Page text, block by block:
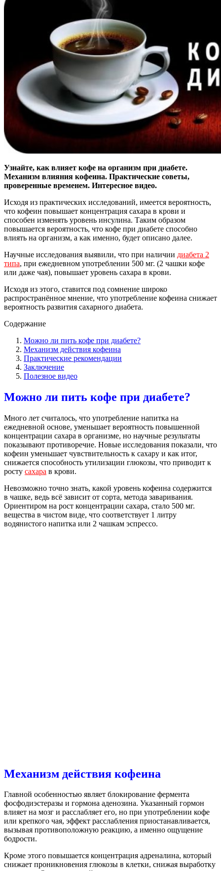
Узнайте, как влияет кофе на организм при диабете.
Механизм влияния кофеина. Практические советы,
проверенные временем. Интересное видео.
Исходя из практических исследований, имеется вероятность,
что кофеин повышает концентрация сахара в крови и
способен изменять уровень инсулина. Таким образом
повышается вероятность, что кофе при диабете способно
влиять на организм, а как именно, будет описано далее.
Научные исследования выявили, что при наличии диабета 2
типа, при ежедневном употреблении 500 мг. (2 чашки кофе
или даже чая), повышает уровень сахара в крови.
Исходя из этого, ставится под сомнение широко
распространённое мнение, что употребление кофеина снижает
вероятность развития сахарного диабета.
Содержание
Можно ли пить кофе при диабете?
Механизм действия кофеина
Практические рекомендации
Заключение
Полезное видео
Можно ли пить кофе при диабете?
Много лет считалось, что употребление напитка на
ежедневной основе, уменьшает вероятность повышенной
концентрации сахара в организме, но научные результаты
показывают противоречие. Новые исследования показали, что
кофеин уменьшает чувствительность к сахару и как итог,
снижается способность утилизации глюкозы, что приводит к
росту сахара в крови.
Невозможно точно знать, какой уровень кофеина содержится
в чашке, ведь всё зависит от сорта, метода заваривания.
Ориентиром на рост концентрации сахара, стало 500 мг.
вещества в чистом виде, что соответствует 1 литру
водянистого напитка или 2 чашкам эспрессо.
Механизм действия кофеина
Главной особенностью являет блокирование фермента
фосфодиэстеразы и гормона аденозина. Указанный гормон
влияет на мозг и расслабляет его, но при употреблении кофе
или крепкого чая, эффект расслабления приостанавливается,
вызывая противоположную реакцию, а именно ощущение
бодрости.
Кроме этого повышается концентрация адреналина, который
снижает проникновения глюкозы в клетки, снижая выработку